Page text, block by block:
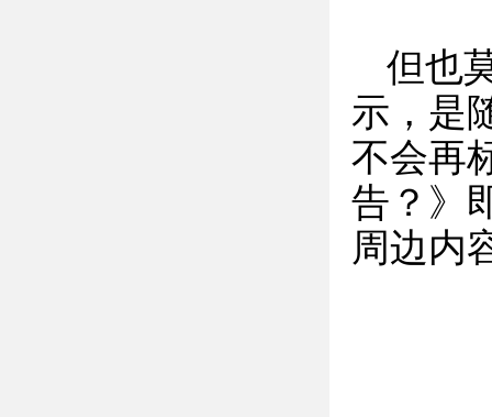
但也
示，是
不会再
告？》
周边内